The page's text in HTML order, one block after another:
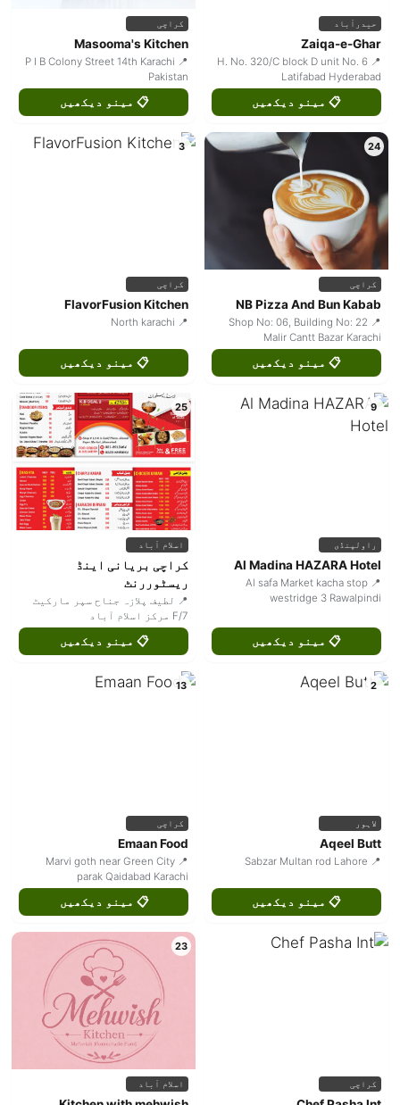
حیدرآباد
Zaiqa-e-Ghar
📍 H. No. 320/C block D unit No. 6
Latifabad Hyderabad
📋 مینو دیکھیں
کراچی
Masooma's Kitchen
📍 P I B Colony Street 14th Karachi
Pakistan
📋 مینو دیکھیں
24
کراچی
NB Pizza And Bun Kabab
📍 Shop No: 06, Building No: 22
Malir Cantt Bazar Karachi
📋 مینو دیکھیں
3
کراچی
FlavorFusion Kitchen
📍 North karachi
📋 مینو دیکھیں
9
راولپنڈی
Al Madina HAZARA Hotel
📍 Al safa Market kacha stop
westridge 3 Rawalpindi
📋 مینو دیکھیں
25
اسلام آباد
کراچی بریانی اینڈ
ریسٹوررنٹ
📍 لطیف پلازہ جناح سپر مارکیٹ
F/7 مرکز اسلام آباد
📋 مینو دیکھیں
2
لاہور
Aqeel Butt
📍 Sabzar Multan rod Lahore
📋 مینو دیکھیں
13
کراچی
Emaan Food
📍 Marvi goth near Green City
parak Qaidabad Karachi
📋 مینو دیکھیں
کراچی
23
اسلام آباد